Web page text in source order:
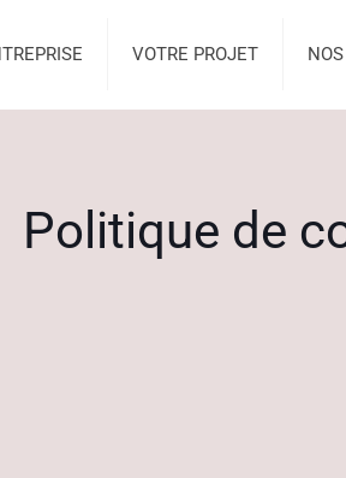
VOTRE PROJET
Politique de